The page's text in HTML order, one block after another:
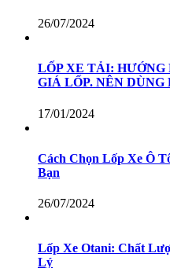
26/07/2024
LỐP XE TẢI: HƯỚNG
GIÁ LỐP. NÊN DÙNG
17/01/2024
Cách Chọn Lốp Xe Ô
Bạn
26/07/2024
Lốp Xe Otani: Chất
Lý